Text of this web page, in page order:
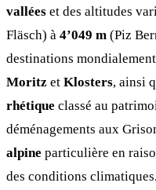
vallées et des altitudes
Fläsch) à 4’049 m (Piz
destinations
Moritz et Klosters, ainsi
rhétique classé au
déménagements aux
alpine particulière en
des conditions climatiques.